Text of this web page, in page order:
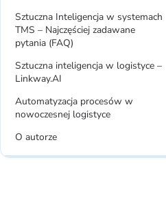
Sztuczna Inteligencja w systemach
TMS – Najczęściej zadawane
pytania (FAQ)
Sztuczna inteligencja w logistyce –
Linkway.AI
Automatyzacja procesów w
nowoczesnej logistyce
O autorze